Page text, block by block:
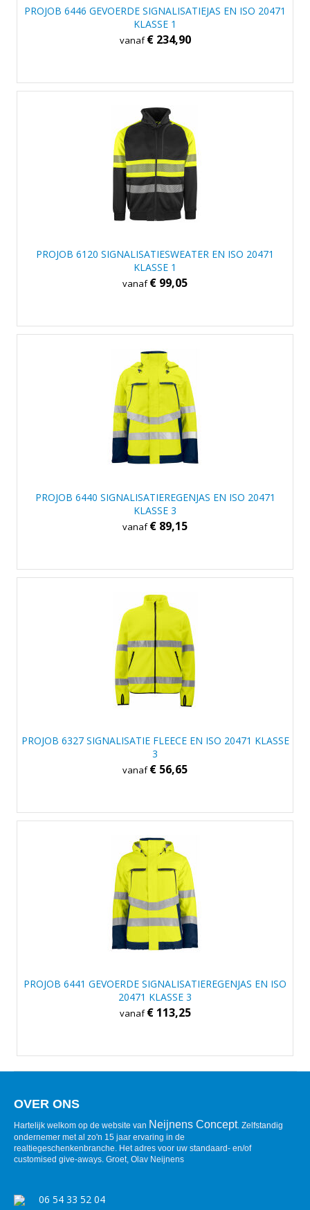
PROJOB 6446 GEVOERDE SIGNALISATIEJAS EN ISO 20471
KLASSE 1
vanaf€ 234,90
PROJOB 6120 SIGNALISATIESWEATER EN ISO 20471
KLASSE 1
vanaf€ 99,05
PROJOB 6440 SIGNALISATIEREGENJAS EN ISO 20471
KLASSE 3
vanaf€ 89,15
PROJOB 6327 SIGNALISATIE FLEECE EN ISO 20471 KLASSE
3
vanaf€ 56,65
PROJOB 6441 GEVOERDE SIGNALISATIEREGENJAS EN ISO
20471 KLASSE 3
vanaf€ 113,25
OVER ONS
Hartelijk welkom op de website van Neijnens Concept. Zelfstandig
ondernemer met al zo'n 15 jaar ervaring in de
realtiegeschenkenbranche. Het adres voor uw standaard- en/of
customised give-aways. Groet, Olav Neijnens
06 54 33 52 04